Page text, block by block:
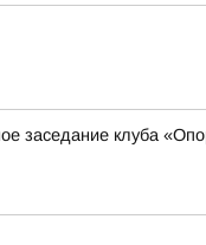
заседание клуба